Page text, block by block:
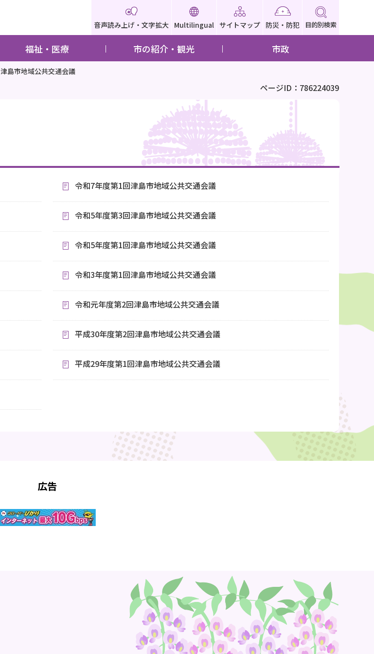
音声読み上げ・文字拡大 Multilingual サイトマップ 防災・防犯 目的別検索
福祉・医療 市の紹介・観光 市政
津島市地域公共交通会議
ページID：786224039
令和7年度第1回津島市地域公共交通会議
令和5年度第3回津島市地域公共交通会議
令和5年度第1回津島市地域公共交通会議
令和3年度第1回津島市地域公共交通会議
令和元年度第2回津島市地域公共交通会議
平成30年度第2回津島市地域公共交通会議
平成29年度第1回津島市地域公共交通会議
広告